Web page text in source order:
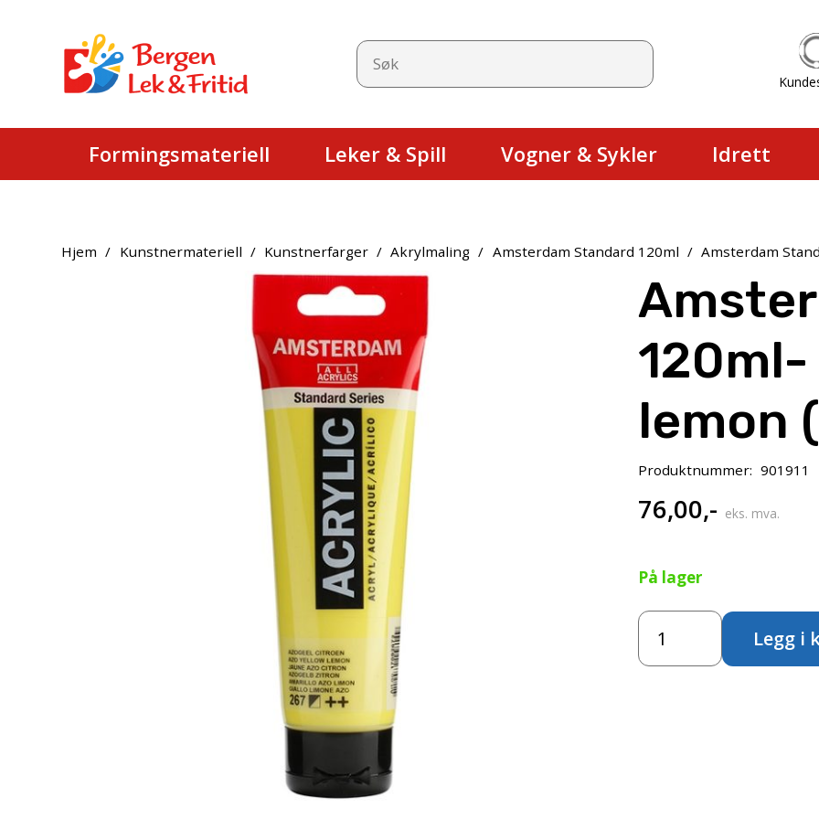
Formingsmateriell Leker & Spill Vogner & Sykler Idrett
Hjem / Kunstnermateriell / Kunstnerfarger / Akrylmaling / Amsterdam Standard 120ml / Amsterdam
120ml-
lemon
Produktnummer: 901911
76,00,- eks. mva.
På lager
Amsterdam
Standard
120ml-
Legg i